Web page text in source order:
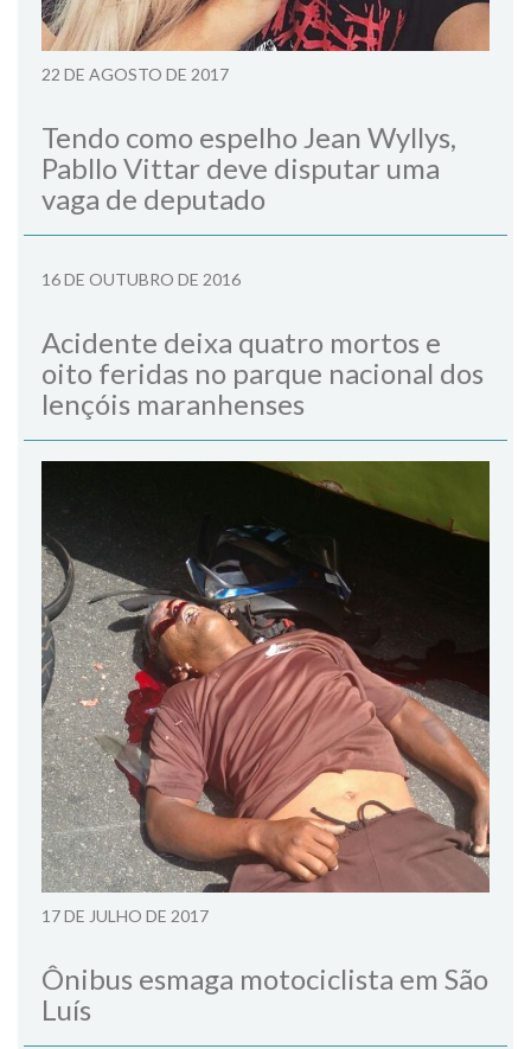
22 DE AGOSTO DE 2017
Tendo como espelho Jean Wyllys,
Pabllo Vittar deve disputar uma
vaga de deputado
16 DE OUTUBRO DE 2016
Acidente deixa quatro mortos e
oito feridas no parque nacional dos
lençóis maranhenses
17 DE JULHO DE 2017
Ônibus esmaga motociclista em São
Luís